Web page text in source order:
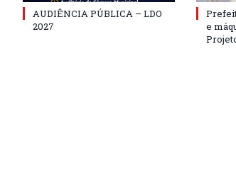
AUDIÊNCIA PÚBLICA – LDO
2027
e